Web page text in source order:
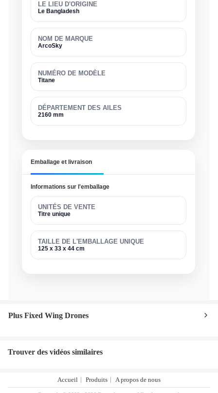
LE LIEU D'ORIGINE
Le Bangladesh
NOM DE MARQUE
ArcoSky
NUMÉRO DE MODÈLE
Titane
DÉPARTEMENT DES AILES
2160 mm
Emballage et livraison
Informations sur l'emballage
UNITÉS DE VENTE
Titre unique
TAILLE DE L'EMBALLAGE UNIQUE
125 x 33 x 44 cm
Plus Fixed Wing Drones
Trouver des vidéos similaires
Accueil Produits A propos de nous